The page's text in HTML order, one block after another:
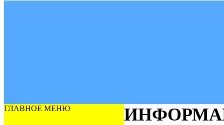
ГЛАВНОЕ МЕНЮ